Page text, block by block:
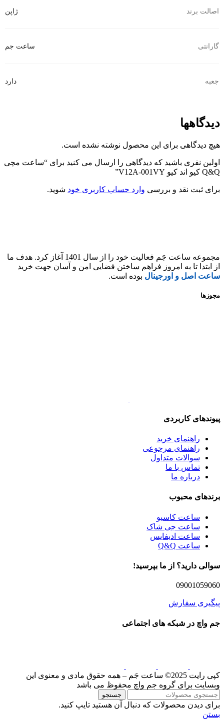
اصالت برند ژاپن
گارانتی ساعت جم
جعبه دارد
دیدگاهها
هیچ دیدگاهی برای این محصول نوشته نشده است.
اولین نفری باشید که دیدگاهی را ارسال می کنید برای “ساعت مچی
Q&Q کیو اند کیو V12A-001VY”
برای ثبت نقد و بررسی وارد حساب کاربری خود شوید.
مجموعه ساعت جَم فعالیت خود را از سال 1401 آغاز کرد. هدف ما
از ابتدا تا به امروز فراهم ساختن فضایی امن و آسان جهت خرید
ساعت اصل و اورجینال بوده است.
مجوزها
پیوندهای کاربردی
راهنمای خرید
راهنمای مرجوعی
سوالات متداول
تماس با ما
درباره ما
برندهای محبوب
ساعت کاسیو
ساعت جی شاک
ساعت ادیفایس
ساعت Q&Q
سوالی دارید؟ از ما بپرسید!
09001059060
پیگیری سفارش
جم واچ در شبکه های اجتماعی
کپی رایت 2025© ساعت جَم – همه حقوق مادی و معنوی این
وبسایت برای گروه جم واچ محفوظ می باشد
جستجو
برای دیدن محصولات که دنبال آن هستید تایپ کنید.
بستن